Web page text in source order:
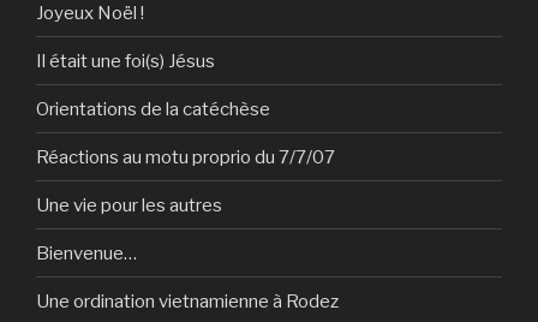
Joyeux Noël !
Il était une foi(s) Jésus
Orientations de la catéchèse
Réactions au motu proprio du 7/7/07
Une vie pour les autres
Bienvenue…
Une ordination vietnamienne à Rodez